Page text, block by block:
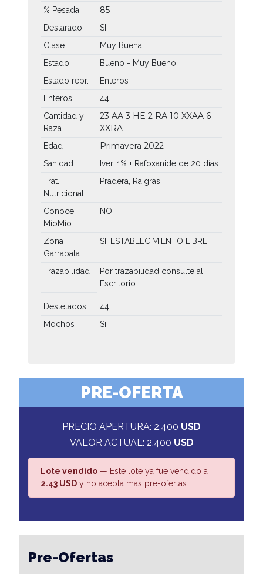
% Pesada 85
Destarado
SI
Clase
Muy Buena
Estado
Bueno - Muy Bueno
Estado repr.
Enteros
Enteros
44
Cantidad y
Raza
23 AA 3 HE 2 RA 10 XXAA 6
XXRA
Edad Primavera 2022
Sanidad
Iver. 1% + Rafoxanide de 20 días
Trat.
Nutricional
Pradera, Raigrás
Conoce
MíoMío
NO
Zona
Garrapata
SI, ESTABLECIMIENTO LIBRE
Trazabilidad
Por trazabilidad consulte al
Escritorio
Destetados
44
Mochos
Si
PRE-OFERTA
PRECIO APERTURA: 2.400 USD
VALOR ACTUAL: 2.400 USD
Lote vendido — Este lote ya fue vendido a
2.43 USD y no acepta más pre-ofertas.
Pre-Ofertas